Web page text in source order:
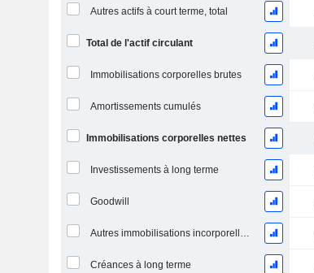
Autres actifs à court terme, total
Total de l'actif circulant
Immobilisations corporelles brutes
Amortissements cumulés
Immobilisations corporelles nettes
Investissements à long terme
Goodwill
Autres immobilisations incorporelles, total
Créances à long terme